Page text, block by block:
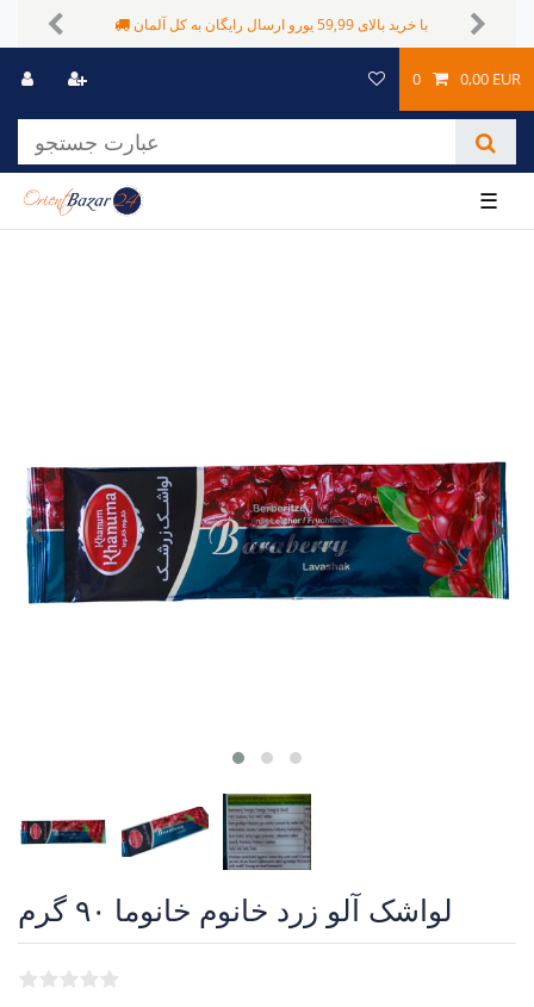
با خرید بالای 59,99 یورو ارسال رایگان به کل آلمان شیوه های پرداخت متفاوت Previous Next
0 0,00 EUR
☰
لواشک آلو زرد خانوم خانوما ۹۰ گرم